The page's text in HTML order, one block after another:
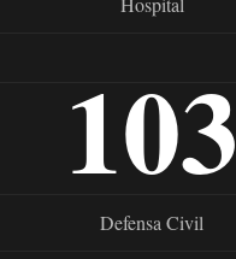
103
Defensa Civil